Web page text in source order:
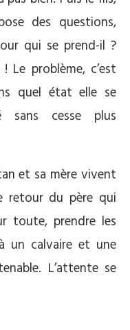
des questions,
qui se prend-il ?
Le problème, c’est
quel état elle se
sans cesse plus
et sa mère vivent
retour du père qui
toute, prendre les
un calvaire et une
L’attente se